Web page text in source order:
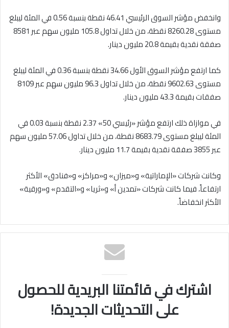
وانخفض مؤشر السوق الرئيسي 46.41 نقطة بنسبة 0.56 في المئة ليبلغ
مستوى 8260.28 نقطة، من خلال تداول 105.8 مليون سهم عبر 8581
صفقة نقدية بقيمة 20.8 مليون دينار.
كما ارتفع مؤشر السوق الأول 34.66 نقطة بنسبة 0.36 في المئة ليبلغ
مستوى 9602.63 نقطة، من خلال تداول 96.3 مليون سهم عبر 8109
صفقات بقيمة 43.3 مليون دينار.
في موازاة ذلك ارتفع مؤشر «رئيسي 50» 2.37 نقطة بنسبة 0.03 في
المئة ليبلغ مستوى 8683.79 نقطة، من خلال تداول 57.06 مليون سهم
عبر 3855 صفقة نقدية بقيمة 11.7 مليون دينار.
وكانت شركات «الإماراتية» و«ميزان» و«مراكز» و«فنادق» الأكثر
ارتفاعاً، فيما كانت شركات «تمدين أ» و«ثريا» و«التقدم» و«ورقية»
الأكثر انخفاضاً.
اشترك في قائمتنا البريدية للحصول
على التحديثات الجديدة!